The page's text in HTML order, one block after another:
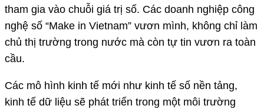
tham gia vào chuỗi giá trị số. Các doanh nghiệp công
nghệ số “Make in Vietnam” vươn mình, không chỉ làm
chủ thị trường trong nước mà còn tự tin vươn ra toàn
cầu.
Các mô hình kinh tế mới như kinh tế số nền tảng,
kinh tế dữ liệu sẽ phát triển trong một môi trường